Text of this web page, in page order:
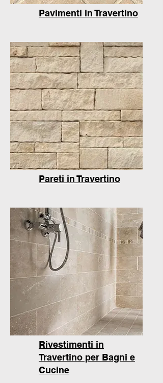
Pavimenti in Travertino
Pareti in Travertino
Rivestimenti in
Travertino per Bagni e
Cucine